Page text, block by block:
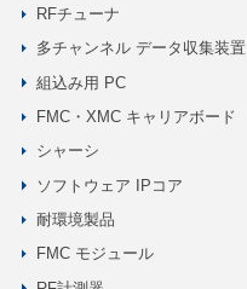
RFチューナ
多チャンネル データ収集装置
組込み用 PC
FMC・XMC キャリアボード
シャーシ
ソフトウェア IPコア
耐環境製品
FMC モジュール